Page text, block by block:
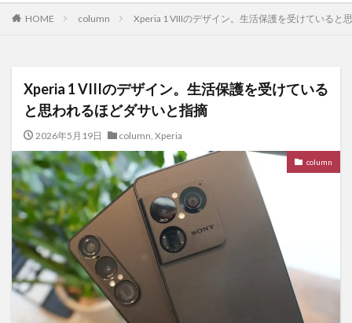
HOME column Xperia 1 VIIIのデザイン。生活保護を受けていると
Xperia 1 VIIIのデザイン。生活保護を受けている
と思われるほどダサいと指摘
2026年5月19日 column, Xperia
column